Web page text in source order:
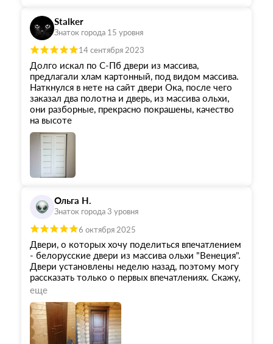
двери за 8 часов.
Менеджер - Марина.
Заказывал в 14 октябре, привезли 9 декабря.
Установили - 20 декабря.
Двери отличные - хожу балдею.
Stalker
Знаток города 15 уровня
14 сентября 2023
Долго искал по С-Пб двери из массива,
предлагали хлам картонный, под видом массива.
Наткнулся в нете на сайт двери Ока, после чего
заказал два полотна и дверь, из массива ольхи,
они разборные, прекрасно покрашены, качество
на высоте
Ольга Н.
Знаток города 3 уровня
6 октября 2025
Двери, о которых хочу поделиться впечатлением
- белорусские двери из массива ольхи "Венеция".
Двери установлены неделю назад, поэтому могу
рассказать только о первых впечатлениях. Скажу,
что это превзошло все мои ожидания. Я даже не
предполагала, что за скромный бюджет получу
очень красивые двери из массива. Наивысшей
оценки заслуживает весь персонал и все стадии
заказа, изготовления и установки . Прежде всего,
еще